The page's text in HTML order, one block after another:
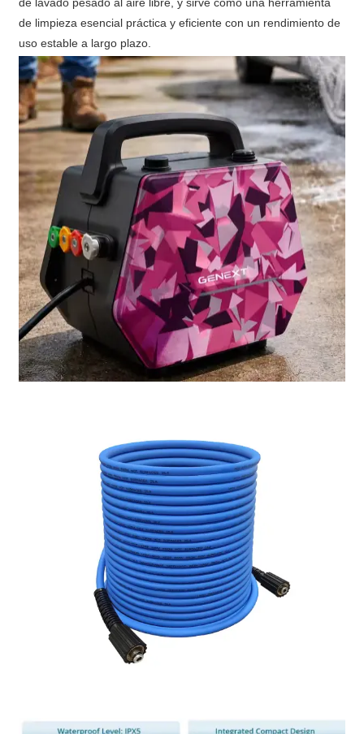
de limpieza esencial práctica y eficiente con un rendimiento de
uso estable a largo plazo.